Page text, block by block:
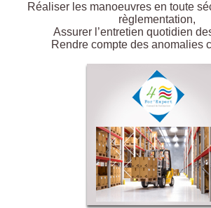
Réaliser les manoeuvres en toute
règlementation,
Assurer l’entretien quotidien
Rendre compte des anomalies